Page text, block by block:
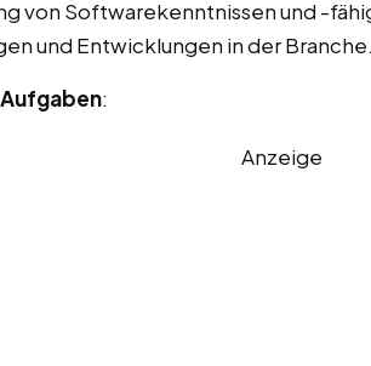
von Softwarekenntnissen und -
und Entwicklungen in der Branche.
:
Anzeige